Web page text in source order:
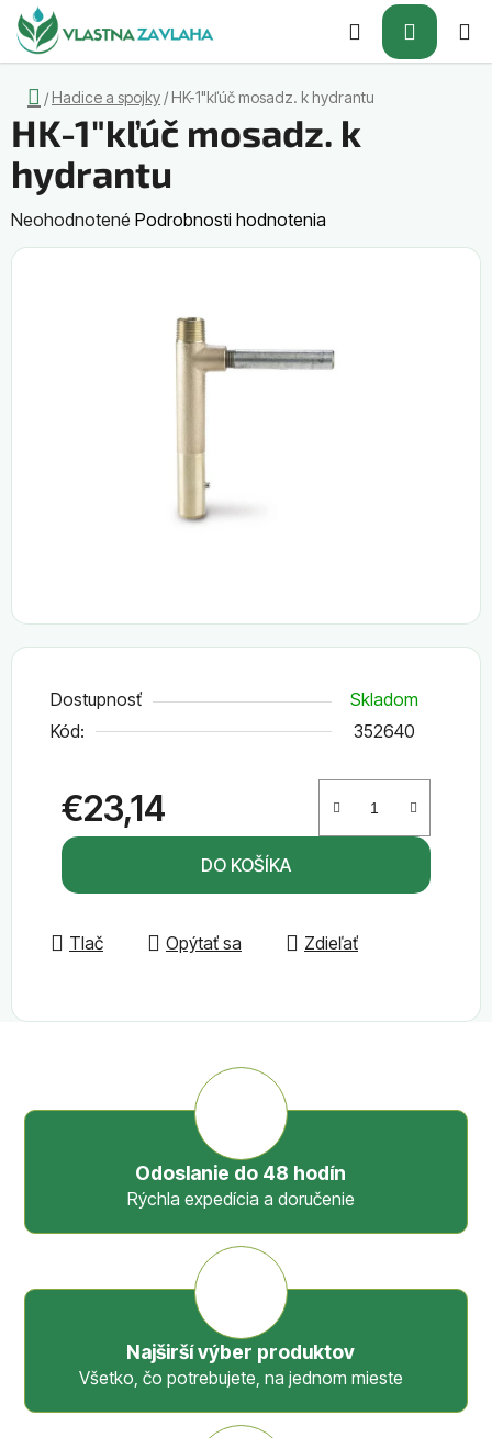
Prejsť
na
obsah
Hľadať
KOŠÍK
Domov
/ Hadice a spojky / HK-1"kľúč mosadz. k hydrantu
Dostupnosť
Skladom
Kód:
352640
€23,14
Jednotková cena:
DO KOŠÍKA
Tlač Opýtať sa Zdieľať
HK-1"kľúč mosadz. k
hydrantu
Priemerné
hodnotenie
Neohodnotené Podrobnosti hodnotenia
Odoslanie do 48 hodín
Rýchla expedícia a doručenie
Najširší výber produktov
Všetko, čo potrebujete, na jednom mieste